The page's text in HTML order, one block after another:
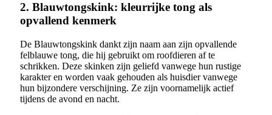
2. Blauwtongskink: kleurrijke tong als
opvallend kenmerk
De Blauwtongskink dankt zijn naam aan zijn opvallende
felblauwe tong, die hij gebruikt om roofdieren af te
schrikken. Deze skinken zijn geliefd vanwege hun rustige
karakter en worden vaak gehouden als huisdier vanwege
hun bijzondere verschijning. Ze zijn voornamelijk actief
tijdens de avond en nacht.